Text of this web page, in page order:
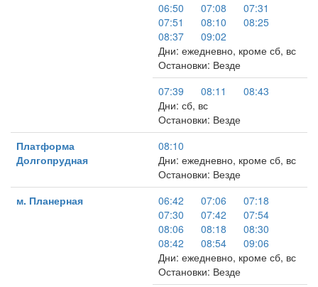
06:50
07:08
07:31
07:51
08:10
08:25
08:37
09:02
Дни: ежедневно, кроме сб, вс
Остановки: Везде
07:39
08:11
08:43
Дни: сб, вс
Остановки: Везде
Платформа
Долгопрудная
08:10
Дни: ежедневно, кроме сб, вс
Остановки: Везде
м. Планерная
06:42 07:06
07:18
07:30
07:42
07:54
08:06
08:18
08:30
08:42
08:54
09:06
Дни: ежедневно, кроме сб, вс
Остановки: Везде